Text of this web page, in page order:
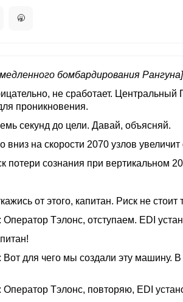
🥱
бомбардирования Рангуна]
не сработает. Центральный
проникновения.
секунд до цели. Давай, объясняй.
вниз на скорости 2070 узлов
потери сознания при вертикальном
от этого, капитан. Риск не стоит
Оператор Тэлонс, отступаем. EDI
Вот для чего мы создали эту машину.
Оператор Тэлонс, повторяю, EDI